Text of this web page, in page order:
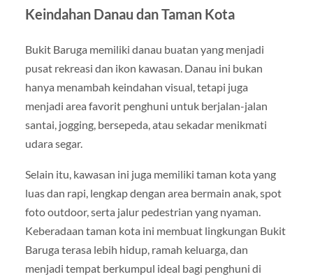
Keindahan Danau dan Taman Kota
Bukit Baruga memiliki danau buatan yang menjadi
pusat rekreasi dan ikon kawasan. Danau ini bukan
hanya menambah keindahan visual, tetapi juga
menjadi area favorit penghuni untuk berjalan-jalan
santai, jogging, bersepeda, atau sekadar menikmati
udara segar.
Selain itu, kawasan ini juga memiliki taman kota yang
luas dan rapi, lengkap dengan area bermain anak, spot
foto outdoor, serta jalur pedestrian yang nyaman.
Keberadaan taman kota ini membuat lingkungan Bukit
Baruga terasa lebih hidup, ramah keluarga, dan
menjadi tempat berkumpul ideal bagi penghuni di